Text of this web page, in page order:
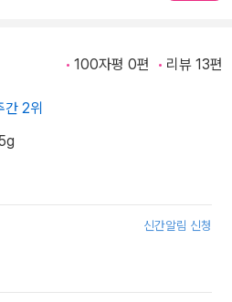
100자평 0편 리뷰 13편
간 2위
신간알림 신청